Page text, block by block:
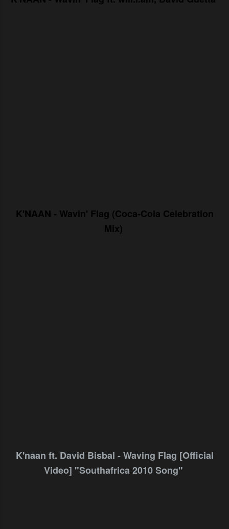
K'NAAN - Wavin' Flag (Coca-Cola Celebration
Mix)
K'naan ft. David Bisbal - Waving Flag [Official
Video] "Southafrica 2010 Song"